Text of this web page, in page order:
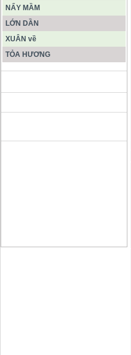
NẨY MẦM
LỚN DẦN
XUÂN về
TỎA HƯƠNG